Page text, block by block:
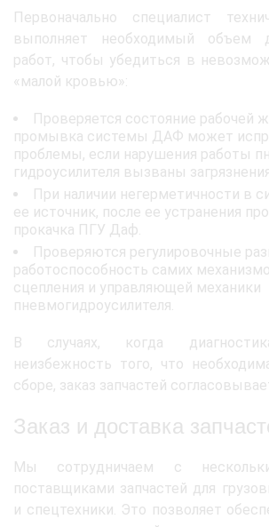
Первоначально специалист
выполняет необходимый объем
работ, чтобы убедиться в
«малой кровью»:
Проверяется состояние рабочей
промывка системы ДАФ может
проблемы, если нарушения работы
гидроусилителя вызваны
При наличии негерметичности в
ее источник, после ее устранения
прокачка ПГУ Даф.
Проверяются регулировочные
работоспособность самих
сцепления и управляющей механики
пневмогидроусилителя.
В случаях, когда
неизбежность того, что
сборе, заказ запчастей
Заказ и доставка
Мы сотрудничаем с
поставщиками запчастей для
и спецтехники. Это позволяет